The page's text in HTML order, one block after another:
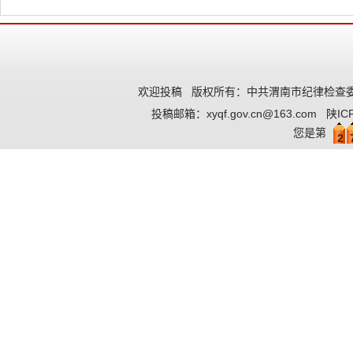
欢迎投稿 版权所有：中共渭南市纪律检查
投稿邮箱： xyqf.gov.cn@163.com
陕
您是第